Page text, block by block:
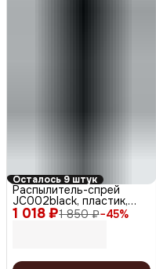
Осталось 9 штук
1 018 ₽1 850 ₽−45%
Распылитель-спрей
JC002black, пластик,
черный, 160 мл